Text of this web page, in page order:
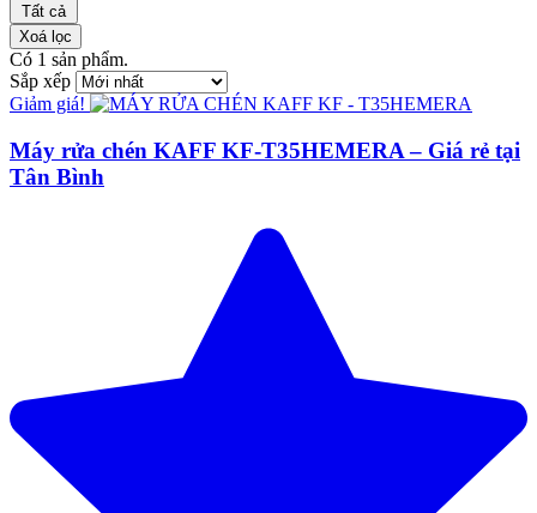
Tất cả
Xoá lọc
Có 1 sản phẩm.
Sắp xếp
Giảm giá!
Máy rửa chén KAFF KF-T35HEMERA – Giá rẻ tại
Tân Bình